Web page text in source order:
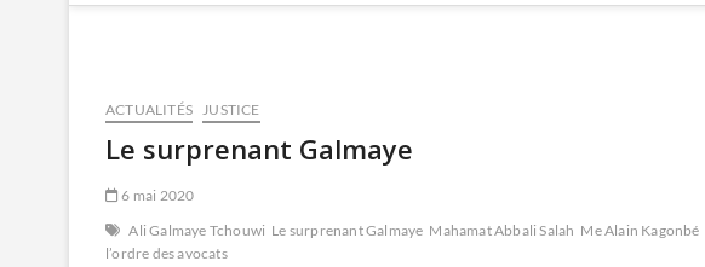
ACTUALITÉS JUSTICE
Le surprenant Galmaye
6 mai 2020
Ali Galmaye Tchouwi Le surprenant Galmaye Mahamat Abbali Salah Me Alain Kagonbé
l’ordre des avocats